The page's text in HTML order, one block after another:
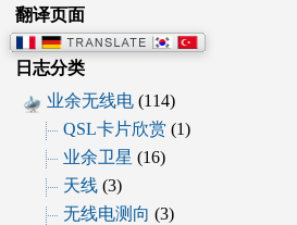
翻译页面
日志分类
业余无线电(114)
QSL卡片欣赏 (1)
业余卫星 (16)
天线(3)
无线电测向 (3)